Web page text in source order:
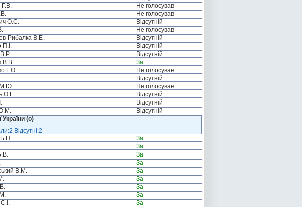
Г.В.
Не голосував
Не голосував
О.С.
Відсутній
Не голосував
Рибалка В.Е.
Відсутній
П.І.
Відсутній
Відсутній
В.В.
За
Г.О.
Не голосував
Відсутній
М.Ю.
Не голосував
О.Г.
Відсутній
Відсутній
Відсутній
України (о)
Відсутні:2
За
За
За
За
В.М.
За
За
За
За
За